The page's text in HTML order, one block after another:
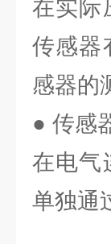
在实际
传感器
感器的
● 传感
在电气
单独通